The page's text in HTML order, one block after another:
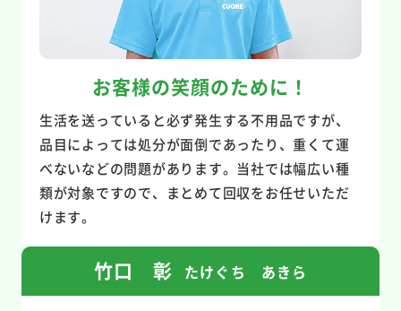
お客様の笑顔のために！
生活を送っていると必ず発生する不用品ですが、
品目によっては処分が面倒であったり、重くて運
べないなどの問題があります。当社では幅広い種
類が対象ですので、まとめて回収をお任せいただ
けます。
竹口 彰 たけぐち あきら